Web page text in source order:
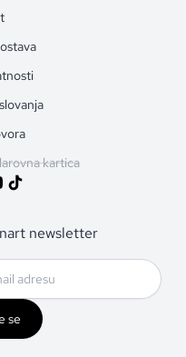
kartica
newsletter
se